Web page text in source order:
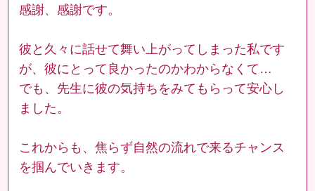
感謝、感謝です。
彼と久々に話せて舞い上がってしまった私です
が、彼にとって良かったのかわからなくて…
でも、先生に彼の気持ちをみてもらって安心し
ました。
これからも、焦らず自然の流れで来るチャンス
を掴んでいきます。